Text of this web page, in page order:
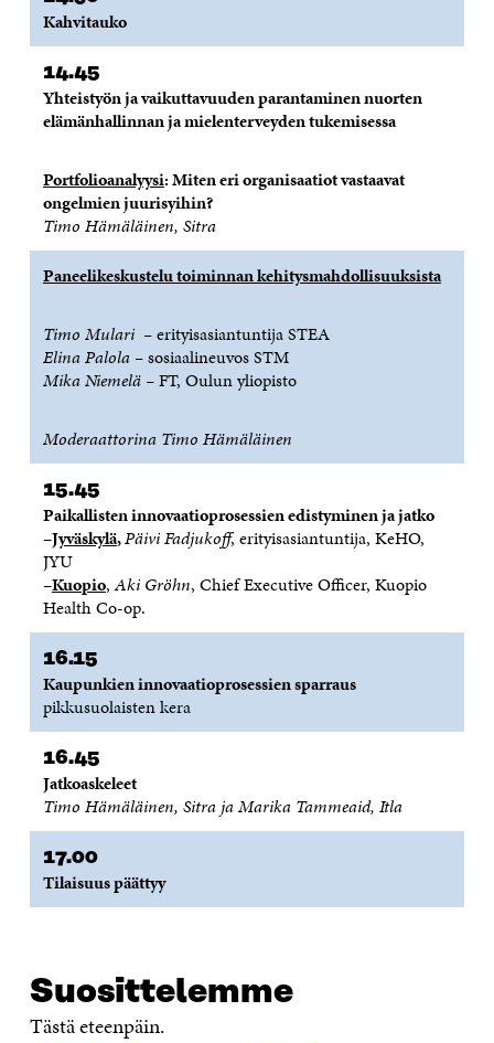
I
K
K
U
N
A
S
K
U
S
S
K
A
S
K
N
A
A
Kahvitauko
14.45
Yhteistyön ja vaikuttavuuden parantaminen nuorten
elämänhallinnan ja mielenterveyden tukemisessa
Portfolioanalyysi: Miten eri organisaatiot vastaavat
ongelmien juurisyihin?
Timo Hämäläinen, Sitra
Paneelikeskustelu toiminnan kehitysmahdollisuuksista
Timo Mulari –erityisasiantuntija STEA
Elina Palola –sosiaalineuvos STM
Mika Niemelä –FT, Oulun yliopisto
Moderaattorina Timo Hämäläinen
15.45
Paikallisten innovaatioprosessien edistyminen ja jatko
–Jyväskylä,PäiviFadjukoff, erityisasiantuntija, KeHO,
JYU
–Kuopio​,Aki Gröhn, Chief Executive Officer, Kuopio
Health Co-op.
16.15
Kaupunkien innovaatioprosessien sparraus
pikkusuolaisten kera
16.45
Jatkoaskeleet
Timo Hämäläinen, Sitra ja Marika Tammeaid, Itla
17.00
Tilaisuus päättyy
Suosittelemme
Tästä eteenpäin.